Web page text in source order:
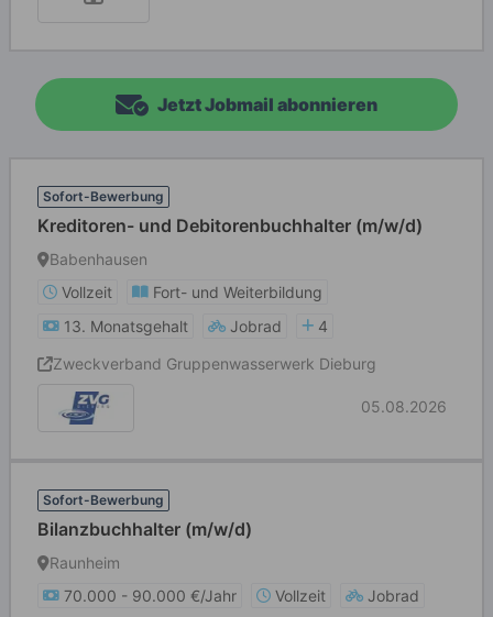
Jetzt Jobmail abonnieren
Sofort-Bewerbung
Kreditoren- und Debitorenbuchhalter (m/w/d)
Babenhausen
Vollzeit
Fort- und Weiterbildung
13. Monatsgehalt
Jobrad
4
Zweckverband Gruppenwasserwerk Dieburg
05.08.2026
Sofort-Bewerbung
Bilanzbuchhalter (m/w/d)
Raunheim
70.000 - 90.000 €/Jahr
Vollzeit
Jobrad